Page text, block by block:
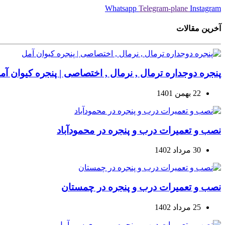
Whatsapp Telegram-plane Instagram
آخرین مقالات
پنجره دوجداره ترمال , نرمال , اختصاصی | پنجره کیوان
22 بهمن 1401
نصب و تعمیرات درب و پنجره در محمودآباد
30 مرداد 1402
نصب و تعمیرات درب و پنجره در چمستان
25 مرداد 1402